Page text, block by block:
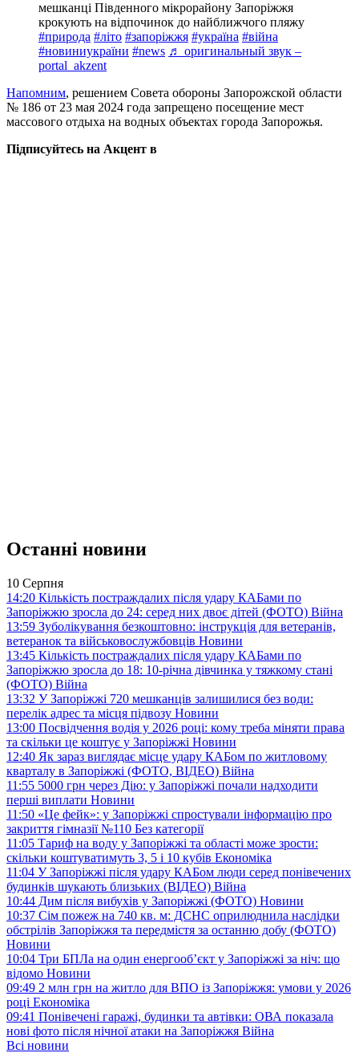
мешканці Південного мікрорайону Запоріжжя
крокують на відпочинок до найближчого пляжу
#природа #літо #запоріжжя #україна #війна
#новиниукраїни #news ♬ оригинальный звук –
portal_akzent
Напомним, решением Совета обороны Запорожской области
№ 186 от 23 мая 2024 года запрещено посещение мест
массового отдыха на водных объектах города Запорожья.
Підписуйтесь на Акцент в
Останні новини
10 Серпня
14:20 Кількість постраждалих після удару КАБами по
Запоріжжю зросла до 24: серед них двоє дітей (ФОТО) Війна
13:59 Зуболікування безкоштовно: інструкція для ветеранів,
ветеранок та військовослужбовців Новини
13:45 Кількість постраждалих після удару КАБами по
Запоріжжю зросла до 18: 10-річна дівчинка у тяжкому стані
(ФОТО) Війна
13:32 У Запоріжжі 720 мешканців залишилися без води:
перелік адрес та місця підвозу Новини
13:00 Посвідчення водія у 2026 році: кому треба міняти права
та скільки це коштує у Запоріжжі Новини
12:40 Як зараз виглядає місце удару КАБом по житловому
кварталу в Запоріжжі (ФОТО, ВІДЕО) Війна
11:55 5000 грн через Дію: у Запоріжжі почали надходити
перші виплати Новини
11:50 «Це фейк»: у Запоріжжі спростували інформацію про
закриття гімназії №110 Без категорії
11:05 Тариф на воду у Запоріжжі та області може зрости:
скільки коштуватимуть 3, 5 і 10 кубів Економіка
11:04 У Запоріжжі після удару КАБом люди серед понівечених
будинків шукають близьких (ВІДЕО) Війна
10:44 Дим після вибухів у Запоріжжі (ФОТО) Новини
10:37 Сім пожеж на 740 кв. м: ДСНС оприлюднила наслідки
обстрілів Запоріжжя та передмістя за останню добу (ФОТО)
Новини
10:04 Три БПЛа на один енергооб’єкт у Запоріжжі за ніч: що
відомо Новини
09:49 2 млн грн на житло для ВПО із Запоріжжя: умови у 2026
році Економіка
09:41 Понівечені гаражі, будинки та автівки: ОВА показала
нові фото після нічної атаки на Запоріжжя Війна
Всі новини